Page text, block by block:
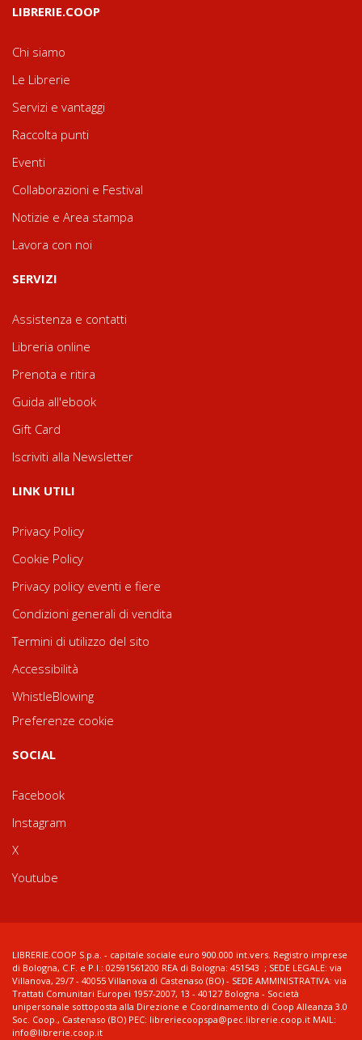
LIBRERIE.COOP
Chi siamo
Le Librerie
Servizi e vantaggi
Raccolta punti
Eventi
Collaborazioni e Festival
Notizie e Area stampa
Lavora con noi
SERVIZI
Assistenza e contatti
Libreria online
Prenota e ritira
Guida all'ebook
Gift Card
Iscriviti alla Newsletter
LINK UTILI
Privacy Policy
Cookie Policy
Privacy policy eventi e fiere
Condizioni generali di vendita
Termini di utilizzo del sito
Accessibilità
WhistleBlowing
Preferenze cookie
SOCIAL
Facebook
Instagram
X
Youtube
LIBRERIE.COOP S.p.a. - capitale sociale euro 900.000 int.vers. Registro imprese
di Bologna, C.F. e P.I.: 02591561200 REA di Bologna: 451543 ; SEDE LEGALE: via
Villanova, 29/7 - 40055 Villanova di Castenaso (BO) - SEDE AMMINISTRATIVA: via
Trattati Comunitari Europei 1957-2007, 13 - 40127 Bologna - Società
unipersonale sottoposta alla Direzione e Coordinamento di Coop Alleanza 3.0
Soc. Coop., Castenaso (BO) PEC: libreriecoopspa@pec.librerie.coop.it MAIL:
info@librerie.coop.it